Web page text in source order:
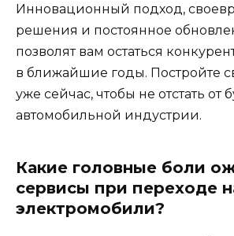
Инновационный подход,
решения и постоянное
позволят вам остаться
в ближайшие годы. Постройте
уже сейчас, чтобы не отстать от
автомобильной индустрии.
Какие головные боли
сервисы при переходе
электромобили?